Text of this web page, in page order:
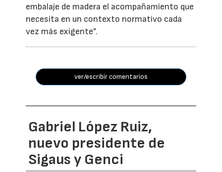
embalaje de madera el acompañamiento que
necesita en un contexto normativo cada
vez más exigente”.
ver/escribir comentarios
Gabriel López Ruiz,
nuevo presidente de
Sigaus y Genci